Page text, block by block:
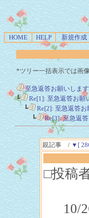
HOME HELP 新規作成
*ツリー一括表示では画
至急返答お願いします
┗ Re[1]: 至急返答お願
┗ Re[2]: 至急返答お
┗ Re[3]: 至急返
親記事 / ▼[
□投稿
10/